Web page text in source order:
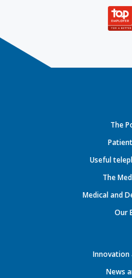
The
Useful
The
Medical and
Our
Innovation
News